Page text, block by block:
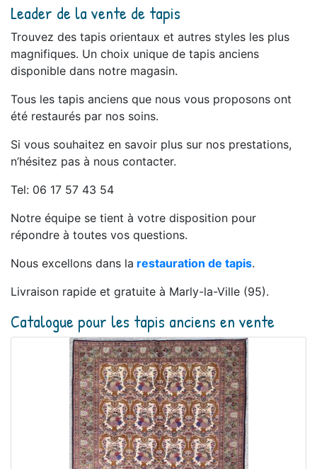
Leader de la vente de tapis
Trouvez des tapis orientaux et autres styles les plus
magnifiques. Un choix unique de tapis anciens
disponible dans notre magasin.
Tous les tapis anciens que nous vous proposons ont
été restaurés par nos soins.
Si vous souhaitez en savoir plus sur nos prestations,
n’hésitez pas à nous contacter.
Tel: 06 17 57 43 54
Notre équipe se tient à votre disposition pour
répondre à toutes vos questions.
Nous excellons dans la restauration de tapis.
Livraison rapide et gratuite à Marly-la-Ville (95).
Catalogue pour les tapis anciens en vente